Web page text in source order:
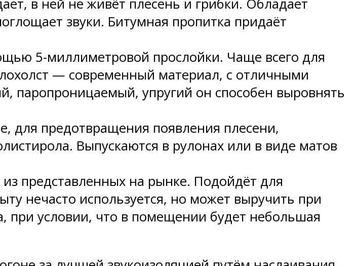
в ней не живёт плесень и грибки. Обладает
звуки. Битумная пропитка придаёт
5-миллиметровой прослойки. Чаще всего для
— современный материал, с отличными
паропроницаемый, упругий он способен выровнять
для предотвращения появления плесени,
Выпускаются в рулонах или в виде матов
представленных на рынке. Подойдёт для
нечасто используется, но может выручить при
при условии, что в помещении будет небольшая